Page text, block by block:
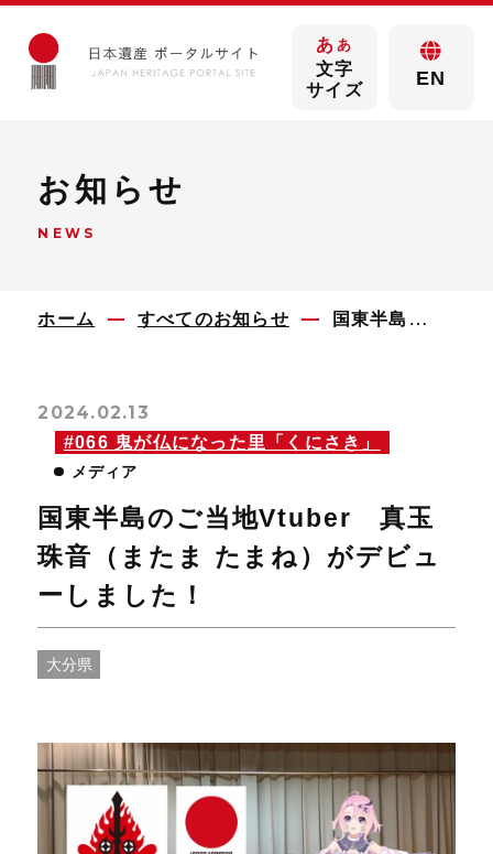
あ あ
文字
サイズ
EN
お知らせ
NEWS
ホーム すべてのお知らせ 国東半島のご当地Vtuber 真玉珠音（またま たまね）がデビューしました！
2024.02.13
#066 鬼が仏になった里「くにさき」
メディア
国東半島のご当地Vtuber 真玉
珠音（またま たまね）がデビュ
ーしました！
大分県